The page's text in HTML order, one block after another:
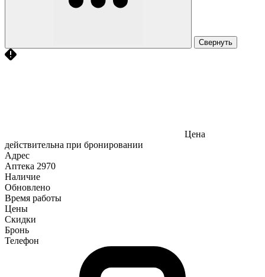
Свернуть
Цена
действительна при бронировании
Адрес
Аптека 2970
Наличие
Обновлено
Время работы
Цены
Скидки
Бронь
Телефон